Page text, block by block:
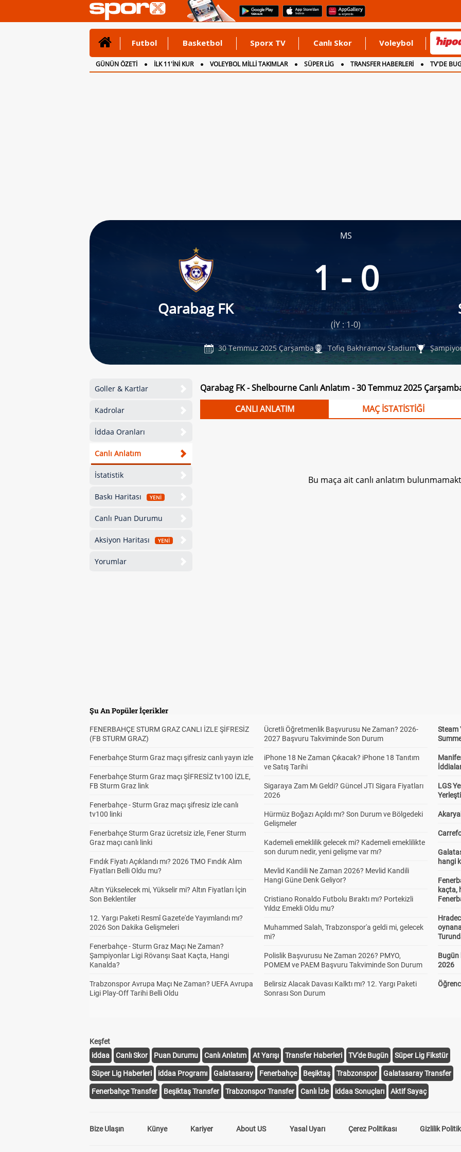
Futbol Basketbol Sporx TV Canlı Skor Voleybol
GÜNÜN ÖZETİ İLK 11'İNİ KUR VOLEYBOL MİLLİ TAKIMLAR SÜPER LİG TRANSFER HABERLERİ TV'DE
CANLI ANLATIM
İNGİLTERE
MS
Qarabag FK
1 - 0
(İY : 1-0)
30 Temmuz 2025 Çarşamba Tofiq Bakhramov Stadium
Goller & Kartlar
Kadrolar
İddaa Oranları
Canlı Anlatım
İstatistik
Baskı Haritası YENİ
Canlı Puan Durumu
Aksiyon Haritası YENİ
Yorumlar
Qarabag FK - Shelbourne Canlı Anlatım - 30 Temmuz 2025
CANLI ANLATIM
MAÇ İSTATİSTİĞİ
Bu maça ait canlı anlatım
Şu An Popüler İçerikler
FENERBAHÇE STURM GRAZ CANLI İZLE ŞİFRESİZ
(FB STURM GRAZ)
Fenerbahçe Sturm Graz maçı şifresiz canlı yayın izle
Fenerbahçe Sturm Graz maçı ŞİFRESİZ tv100 İZLE,
FB Sturm Graz link
Fenerbahçe - Sturm Graz maçı şifresiz izle canlı
tv100 linki
Fenerbahçe Sturm Graz ücretsiz izle, Fener Sturm
Graz maçı canlı linki
Fındık Fiyatı Açıklandı mı? 2026 TMO Fındık Alım
Fiyatları Belli Oldu mu?
Altın Yükselecek mi, Yükselir mi? Altın Fiyatları İçin
Son Beklentiler
12. Yargı Paketi Resmî Gazete'de Yayımlandı mı?
2026 Son Dakika Gelişmeleri
Fenerbahçe - Sturm Graz Maçı Ne Zaman?
Şampiyonlar Ligi Rövanşı Saat Kaçta, Hangi
Kanalda?
Trabzonspor Avrupa Maçı Ne Zaman? UEFA Avrupa
Ligi Play-Off Tarihi Belli Oldu
Ücretli Öğretmenlik Başvurusu Ne Zaman? 2026-
2027 Başvuru Takviminde Son Durum
iPhone 18 Ne Zaman Çıkacak? iPhone 18 Tanıtım
ve Satış Tarihi
Sigaraya Zam Mı Geldi? Güncel JTI Sigara Fiyatları
2026
Hürmüz Boğazı Açıldı mı? Son Durum ve Bölgedeki
Gelişmeler
Kademeli emeklilik gelecek mi? Kademeli emeklilikte
son durum nedir, yeni gelişme var mı?
Mevlid Kandili Ne Zaman 2026? Mevlid Kandili
Hangi Güne Denk Geliyor?
Cristiano Ronaldo Futbolu Bıraktı mı? Portekizli
Yıldız Emekli Oldu mu?
Muhammed Salah, Trabzonspor'a geldi mi, gelecek
mi?
Polislik Başvurusu Ne Zaman 2026? PMYO,
POMEM ve PAEM Başvuru Takviminde Son Durum
Belirsiz Alacak Davası Kalktı mı? 12. Yargı Paketi
Sonrası Son Durum
Steam
LGS
hangi
kaçta,
Bugün
2026
Keşfet
iddaa
Canlı Skor Puan Durumu Canlı Anlatım At Yarışı Transfer Haberleri TV'de Bugün Süper Lig Fikstür
Süper Lig Haberleri iddaa Programı Galatasaray Fenerbahçe Beşiktaş Trabzonspor Galatasaray Transfer
Fenerbahçe Transfer Beşiktaş Transfer Trabzonspor Transfer Canlı İzle iddaa Sonuçları Aktif Sayaç
Bize Ulaşın Künye Kariyer About US Yasal Uyarı Çerez Politikası Gizlilik